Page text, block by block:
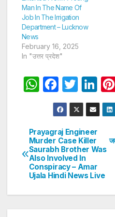
Man In The Name Of
Job In The Irrigation
Department – Lucknow
News
February 16, 2025
In "उत्तर प्रदेश"
W
s
A
p
p
F
a
c
e
b
o
o
k
T
w
itt
er
Li
n
k
dI
Post
navigation
Prayagraj Engineer
Murder Case Killer
Saurabh Brother Was
Also Involved In
Conspiracy – Amar
Ujala Hindi News Live